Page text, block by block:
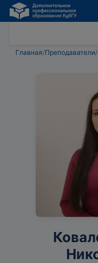
Главная/Преподаватели/